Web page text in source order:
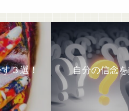
３選！ 自分の信念